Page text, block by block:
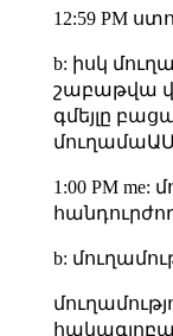
12:59 PM
b: իսկ
շաբաթվա
գմեյլը
1:00 PM me:
b: